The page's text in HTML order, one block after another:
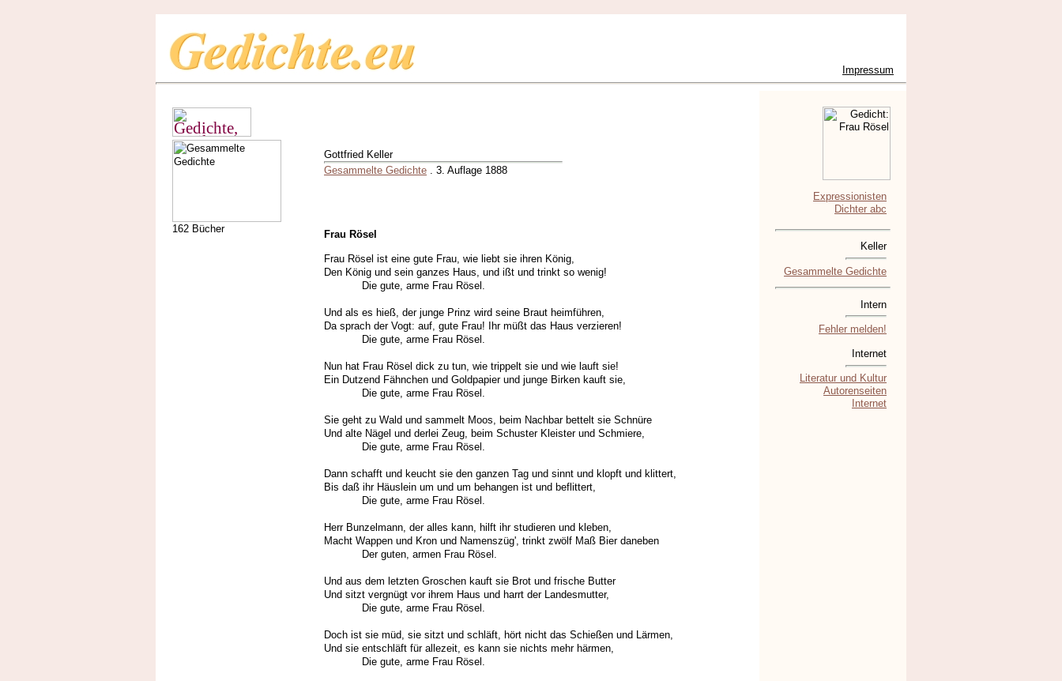
Impressum
162 Bücher
Gottfried Keller
Gesammelte Gedichte . 3. Auflage 1888
Frau Rösel
Frau Rösel ist eine gute Frau, wie liebt sie ihren König,
Den König und sein ganzes Haus, und ißt und trinkt so wenig!
Die gute, arme Frau Rösel.
Und als es hieß, der junge Prinz wird seine Braut heimführen,
Da sprach der Vogt: auf, gute Frau! Ihr müßt das Haus verzieren!
Die gute, arme Frau Rösel.
Nun hat Frau Rösel dick zu tun, wie trippelt sie und wie lauft sie!
Ein Dutzend Fähnchen und Goldpapier und junge Birken kauft sie,
Die gute, arme Frau Rösel.
Sie geht zu Wald und sammelt Moos, beim Nachbar bettelt sie Schnüre
Und alte Nägel und derlei Zeug, beim Schuster Kleister und Schmiere,
Die gute, arme Frau Rösel.
Dann schafft und keucht sie den ganzen Tag und sinnt und klopft und klittert,
Bis daß ihr Häuslein um und um behangen ist und beflittert,
Die gute, arme Frau Rösel.
Herr Bunzelmann, der alles kann, hilft ihr studieren und kleben,
Macht Wappen und Kron und Namenszüg', trinkt zwölf Maß Bier daneben
Der guten, armen Frau Rösel.
Und aus dem letzten Groschen kauft sie Brot und frische Butter
Und sitzt vergnügt vor ihrem Haus und harrt der Landesmutter,
Die gute, arme Frau Rösel.
Doch ist sie müd, sie sitzt und schläft, hört nicht das Schießen und Lärmen,
Und sie entschläft für allezeit, es kann sie nichts mehr härmen,
Die gute, arme Frau Rösel.
Expressionisten
Dichter abc
Keller
Gesammelte Gedichte
Intern
Fehler melden!
Internet
Literatur und Kultur
Autorenseiten
Internet